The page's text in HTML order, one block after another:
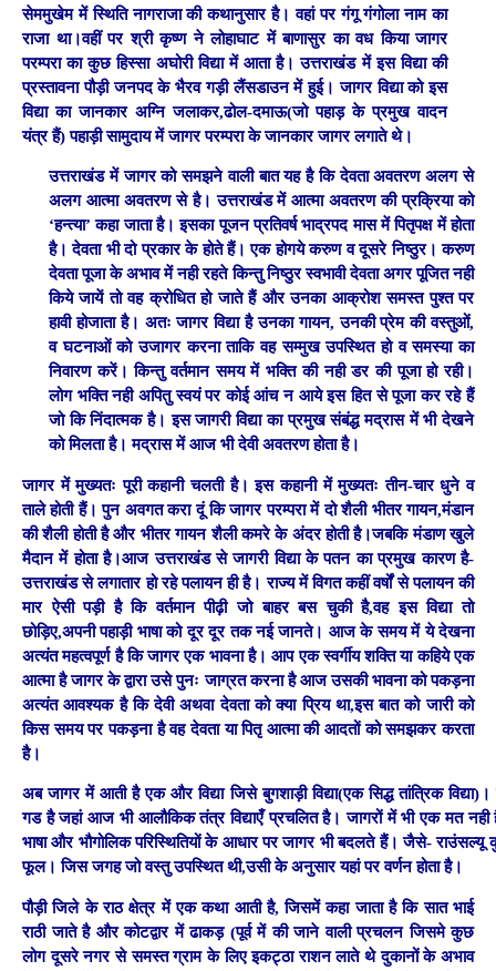
सेममुखेम में स्थिति नागराजा की कथानुसार है। वहां पर गंगू गंगोला नाम का
राजा था।वहीं पर श्री कृष्ण ने लोहाघाट में बाणासुर का वध किया जागर
परम्परा का कुछ हिस्सा अघोरी विद्या में आता है। उत्तराखंड में इस विद्या की
प्रस्तावना पौड़ी जनपद के भैरव गड़ी लैंसडाउन में हुई। जागर विद्या को इस
विद्या का जानकार अग्नि जलाकर,ढोल-दमाऊ(जो पहाड़ के प्रमुख वादन
यंत्र हैं) पहाड़ी सामुदाय में जागर परम्परा के जानकार जागर लगाते थे।
उत्तराखंड में जागर को समझने वाली बात यह है कि देवता अवतरण अलग से
अलग आत्मा अवतरण से है। उत्तराखंड में आत्मा अवतरण की प्रक्रिया को
‘हन्त्या’ कहा जाता है। इसका पूजन प्रतिवर्ष भाद्रपद मास में पितृपक्ष में होता
है। देवता भी दो प्रकार के होते हैं। एक होगये करुण व दूसरे निष्ठुर। करुण
देवता पूजा के अभाव में नही रहते किन्तु निष्ठुर स्वभावी देवता अगर पूजित नही
किये जायें तो वह क्रोधित हो जाते हैं और उनका आक्रोश समस्त पुश्त पर
हावी होजाता है। अतः जागर विद्या है उनका गायन, उनकी प्रेम की वस्तुओं,
व घटनाओं को उजागर करना ताकि वह सम्मुख उपस्थित हो व समस्या का
निवारण करें। किन्तु वर्तमान समय में भक्ति की नही डर की पूजा हो रही।
लोग भक्ति नही अपितु स्वयं पर कोई आंच न आये इस हित से पूजा कर रहे हैं
जो कि निंदात्मक है। इस जागरी विद्या का प्रमुख संबंद्ध मद्रास में भी देखने
को मिलता है। मद्रास में आज भी देवी अवतरण होता है।
जागर में मुख्यतः पूरी कहानी चलती है। इस कहानी में मुख्यतः तीन-चार धुने व
ताले होती हैं। पुन अवगत करा दूं कि जागर परम्परा में दो शैली भीतर गायन,मंडान
की शैली होती है और भीतर गायन शैली कमरे के अंदर होती है।जबकि मंडाण खुले
मैदान में होता है।आज उत्तराखंड से जागरी विद्या के पतन का प्रमुख कारण है-
उत्तराखंड से लगातार हो रहे पलायन ही है। राज्य में विगत कहीं वर्षों से पलायन की
मार ऐसी पड़ी है कि वर्तमान पीढ़ी जो बाहर बस चुकी है,वह इस विद्या तो
छोड़िए,अपनी पहाड़ी भाषा को दूर दूर तक नई जानते। आज के समय में ये देखना
अत्यंत महत्वपूर्ण है कि जागर एक भावना है। आप एक स्वर्गीय शक्ति या कहिये एक
आत्मा है जागर के द्वारा उसे पुनः जाग्रत करना है आज उसकी भावना को पकड़ना
अत्यंत आवश्यक है कि देवी अथवा देवता को क्या प्रिय था,इस बात को जारी को
किस समय पर पकड़ना है वह देवता या पितृ आत्मा की आदतों को समझकर करता
है।
अब जागर में आती है एक और विद्या जिसे बुगशाड़ी विद्या(एक सिद्ध तांत्रिक
गड है जहां आज भी आलौकिक तंत्र विद्याएँ प्रचलित है। जागरों में भी एक मत नही
भाषा और भौगोलिक परिस्थितियों के आधार पर जागर भी बदलते हैं। जैसे- राउंसल्यू
फूल। जिस जगह जो वस्तु उपस्थित थी,उसी के अनुसार यहां पर वर्णन होता है।
पौड़ी जिले के राठ क्षेत्र में एक कथा आती है, जिसमें कहा जाता है कि सात भाई
राठी जाते है और कोटद्वार में ढाकड़ (पूर्व में की जाने वाली प्रचलन जिसमे कुछ
लोग दूसरे नगर से समस्त ग्राम के लिए इकट्ठा राशन लाते थे दुकानों के अभाव